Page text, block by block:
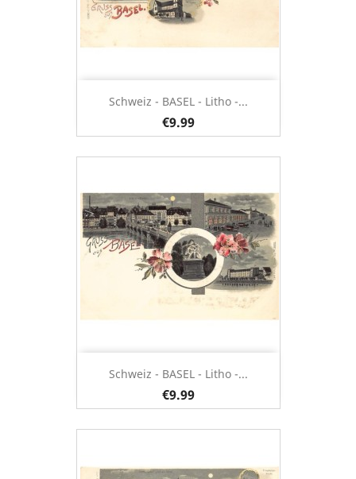
Schweiz - BASEL - Litho -...
€9.99
Schweiz - BASEL - Litho -...
€9.99